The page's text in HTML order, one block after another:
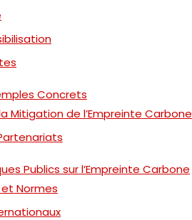
Concrets
Mitigation de l’Empreinte Carbone
Publics sur l’Empreinte Carbone
Normes